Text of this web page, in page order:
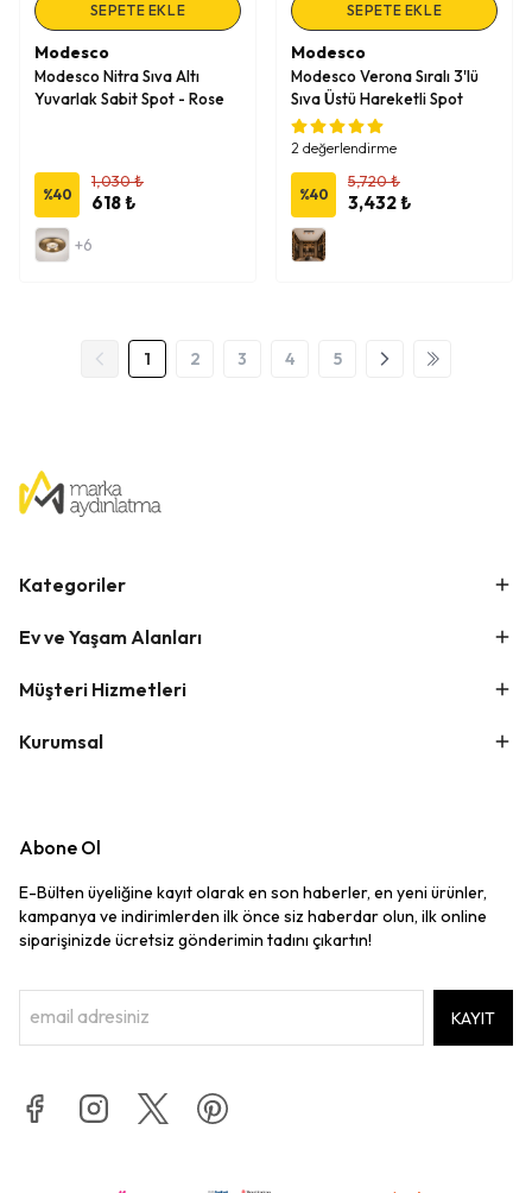
SEPETE EKLE
Modesco
Modesco Nitra Sıva Altı
Yuvarlak Sabit Spot - Rose
%40
1,030 ₺
618 ₺
+6
SEPETE EKLE
Modesco
Modesco Verona Sıralı 3'lü
Sıva Üstü Hareketli Spot
2 değerlendirme
%40
5,720 ₺
3,432 ₺
1 2 3 4 5
Kategoriler
Ev ve Yaşam Alanları
Müşteri Hizmetleri
Kurumsal
Abone Ol
E-Bülten üyeliğine kayıt olarak en son haberler, en yeni ürünler,
kampanya ve indirimlerden ilk önce siz haberdar olun, ilk online
siparişinizde ücretsiz gönderimin tadını çıkartın!
KAYIT